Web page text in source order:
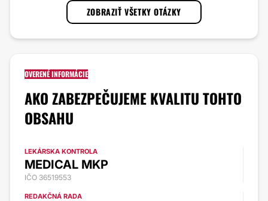
ZOBRAZIŤ VŠETKY OTÁZKY
OVERENÉ INFORMÁCIE
AKO ZABEZPEČUJEME KVALITU TOHTO
OBSAHU
LEKÁRSKA KONTROLA
MEDICAL MKP
IČO 36519553
REDAKČNÁ RADA